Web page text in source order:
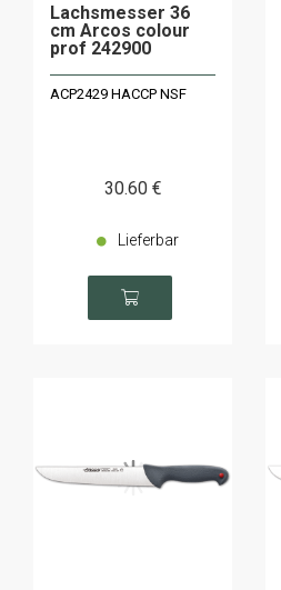
Lachsmesser 36
cm Arcos colour
prof 242900
ACP2429 HACCP NSF
30.60 €
Lieferbar